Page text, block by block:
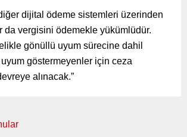
dijital ödeme sistemleri üzerinden
da vergisini ödemekle yükümlüdür.
gönüllü uyum sürecine dahil
göstermeyenler için ceza
alınacak.”